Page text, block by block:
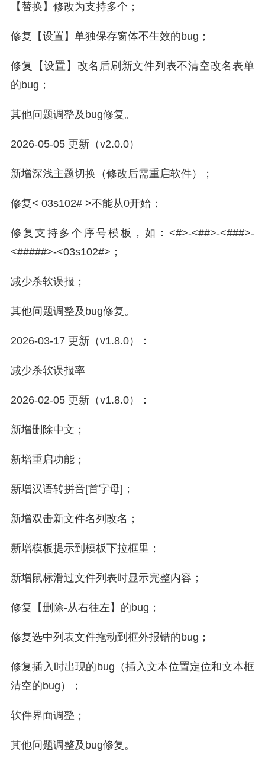
【替换】修改为支持多个；
修复【设置】单独保存窗体不生效的bug；
修复【设置】改名后刷新文件列表不清空改名表单
的bug；
其他问题调整及bug修复。
2026-05-05 更新（v2.0.0）
新增深浅主题切换（修改后需重启软件）；
修复< 03s102# >不能从0开始；
修复支持多个序号模板，如：<#>-<##>-<###>-
<#####>-<03s102#>；
减少杀软误报；
其他问题调整及bug修复。
2026-03-17 更新（v1.8.0）：
减少杀软误报率
2026-02-05 更新（v1.8.0）：
新增删除中文；
新增重启功能；
新增汉语转拼音[首字母]；
新增双击新文件名列改名；
新增模板提示到模板下拉框里；
新增鼠标滑过文件列表时显示完整内容；
修复【删除-从右往左】的bug；
修复选中列表文件拖动到框外报错的bug；
修复插入时出现的bug（插入文本位置定位和文本框
清空的bug）；
软件界面调整；
其他问题调整及bug修复。